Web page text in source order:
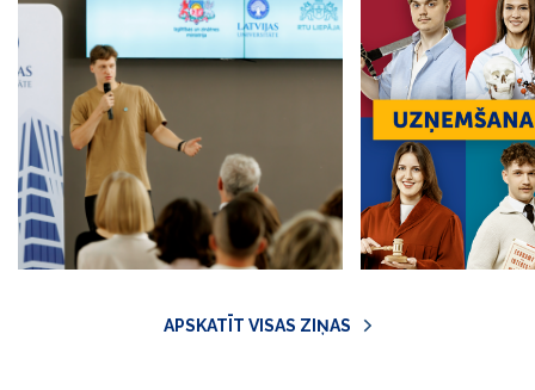
APSKATĪT VISAS ZIŅAS